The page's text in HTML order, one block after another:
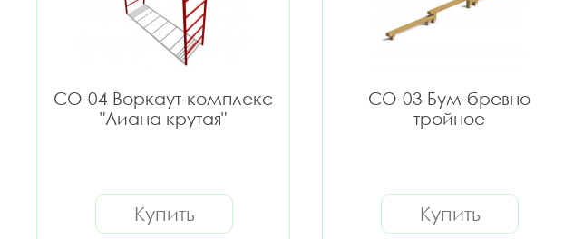
СО-04 Воркаут-комплекс
"Лиана крутая"
Купить
СО-03 Бум-бревно
тройное
Купить